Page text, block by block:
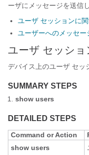
ーザにメッセージを送信
ユーザ セッションに
ユーザーへのメッセー
ユーザ セッショ
デバイス上のユーザ セッ
SUMMARY STEPS
show users
DETAILED STEPS
Command or Action
show users